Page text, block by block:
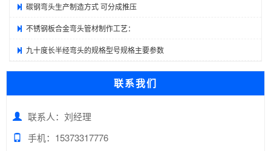
碳钢弯头生产制造方式 可分成推压
不锈钢板合金弯头管材制作工艺：
九十度长半经弯头的规格型号规格主要参数
联系我们
联系人：刘经理
手机：15373317776